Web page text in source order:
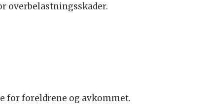
overbelastningsskader.
for foreldrene og avkommet.